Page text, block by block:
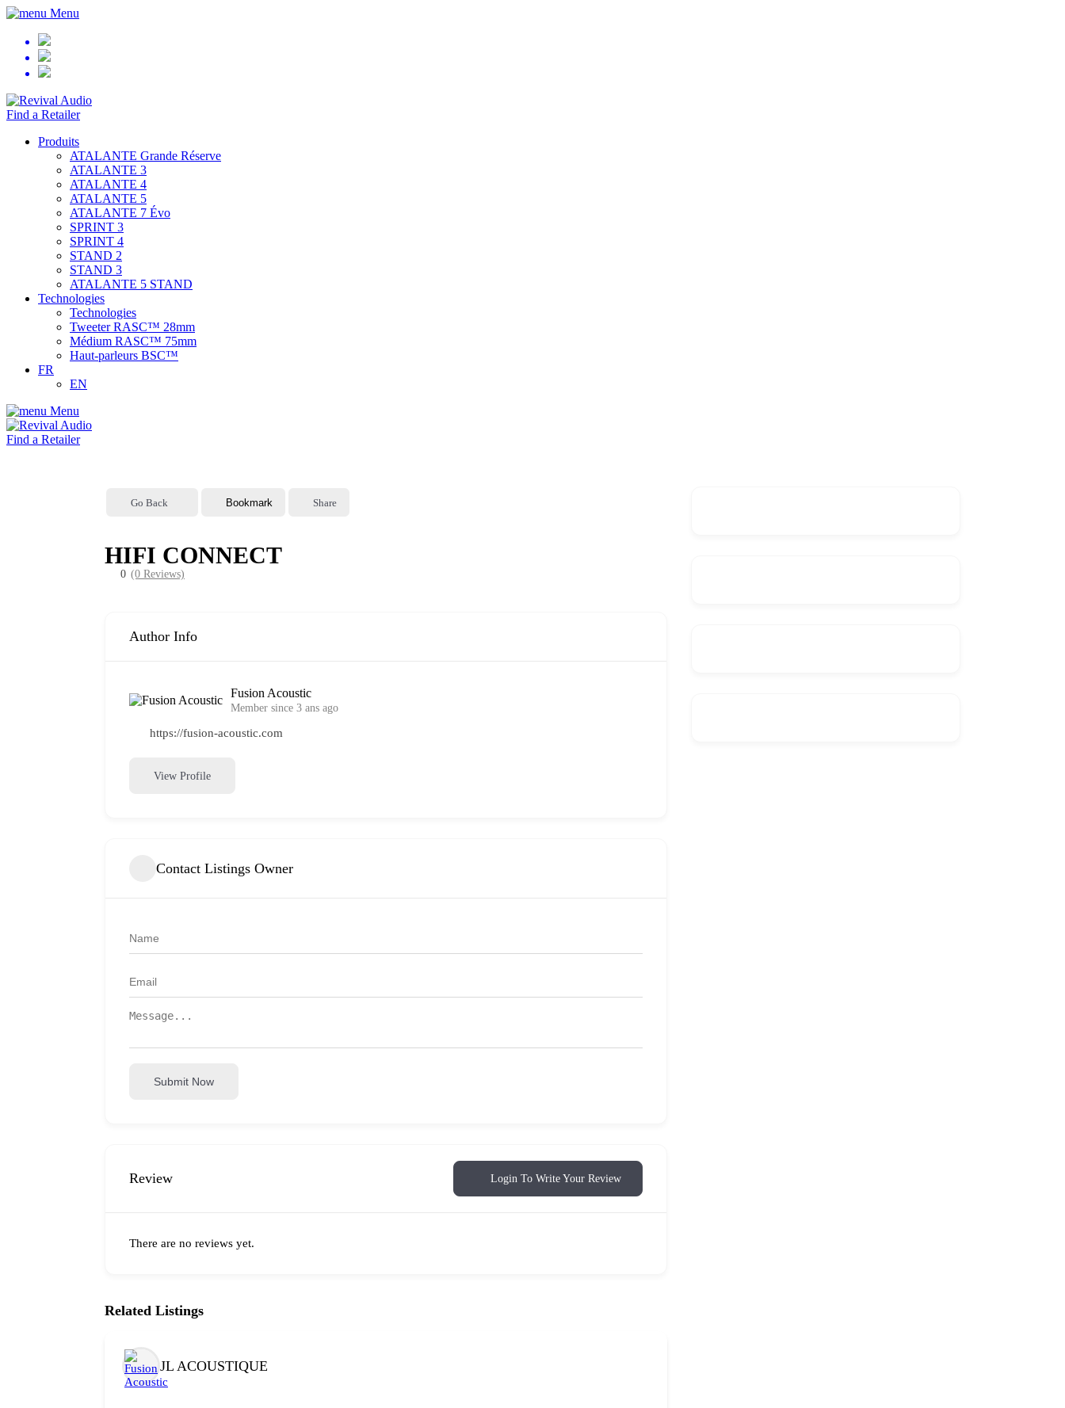
Menu
Find a Retailer
Produits
ATALANTE Grande Réserve
ATALANTE 3
ATALANTE 4
ATALANTE 5
ATALANTE 7 Évo
SPRINT 3
SPRINT 4
STAND 2
STAND 3
ATALANTE 5 STAND
Technologies
Technologies
Tweeter RASC™ 28mm
Médium RASC™ 75mm
Haut-parleurs BSC™
FR
EN
Menu
Find a Retailer
Go Back Bookmark Share
HIFI CONNECT
0 (0 Reviews)
Author Info
Fusion Acoustic
Member since 3 ans ago
https://fusion-acoustic.com
View Profile
Contact Listings Owner
Submit Now
Review Login To Write Your Review
There are no reviews yet.
Related Listings
JL ACOUSTIQUE